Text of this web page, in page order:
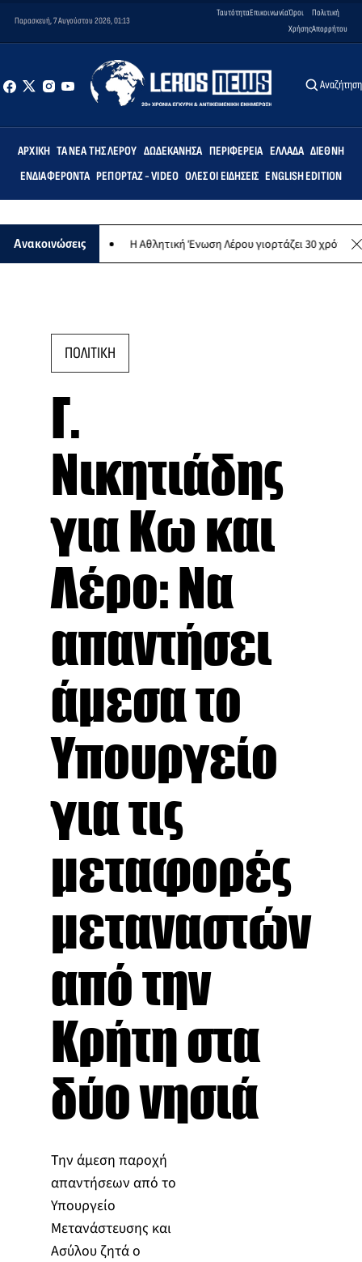
Παρασκευή, 7 Αυγούστου 2026, 01:13
ΤαυτότηταΕπικοινωνίαΌροι
Χρήσης
Πολιτική
Απορρήτου
Αναζήτηση
ΑΡΧΙΚΉ ΤΑ ΝΈΑ ΤΗΣ ΛΈΡΟΥ ΔΩΔΕΚΆΝΗΣΑ ΠΕΡΙΦΈΡΕΙΑ ΕΛΛΆΔΑ ΔΙΕΘΝΉ
ΕΝΔΙΑΦΈΡΟΝΤΑ ΡΕΠΟΡΤΆΖ - VIDEO ΌΛΕΣ ΟΙ ΕΙΔΉΣΕΙΣ ENGLISH EDITION
Ανακοινώσεις
σκοπό Η Αθλητική Ένωση Λέρου γιορτάζει 30 χρόνια
ΠΟΛΙΤΙΚΗ
Γ.
Νικητιάδης
για Κω και
Λέρο: Να
απαντήσει
άμεσα το
Υπουργείο
για τις
μεταφορές
μεταναστών
από την
Κρήτη στα
δύο νησιά
Την άμεση παροχή
απαντήσεων από το
Υπουργείο
Μετανάστευσης και
Ασύλου ζητά ο